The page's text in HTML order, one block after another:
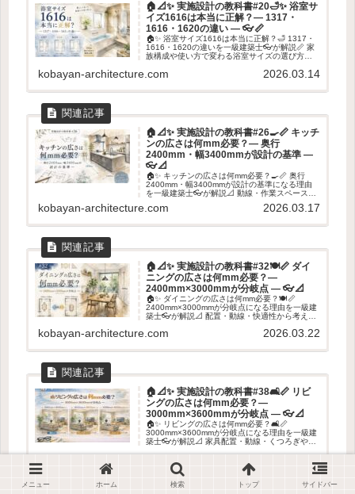
🏠📐✨ 実施設計の教科書#20🛁✨ 浴室サ
イズ1616は本当に正解？― 1317・
1616・1620の違い ― 👓📏
🏠✨ 浴室サイズ1616は本当に正解？🛁 1317・
1616・1620の違いを一級建築士👓が解説📏 家
族構成や使い方で変わる浴室サイズの選び方を
kobayan-architecture.com 2026.03.14
🏠📐✨ 実施設計の教科書#26🍳📏 キッチ
ンの広さは何mm必要？― 奥行
2400mm・幅3400mmが設計の基準 ―
👓📐
🏠✨ キッチンの広さは何mm必要？🍳📏 奥行
2400mm・幅3400mmが設計の基準になる理由
を一級建築士👓が解説📐 動線・作業スペース・
します✨
kobayan-architecture.com 2026.03.17
🏠📐✨ 実施設計の教科書#32🍽️📏 ダイ
ニングの広さは何mm必要？―
2400mm×3000mmが分岐点 ― 👓📐
🏠✨ ダイニングの広さは何mm必要？🍽️📏
2400mm×3000mmが分岐点になる理由を一級建
築士👓が解説📐 配置・動線・快適性から考える
kobayan-architecture.com 2026.03.22
🏠📐✨ 実施設計の教科書#38🛋️📏 リビ
ングの広さは何mm必要？―
3000mm×3600mmが分岐点 ― 👓📐
🏠✨ リビングの広さは何mm必要？🛋️📏
3000mm×3600mmが分岐点になる理由を一級建
築士👓が解説📐 家具配置・動線・くつろぎやす
kobayan-architecture.com 2026.03.28
メニュー ホーム 検索 トップ サイドバー